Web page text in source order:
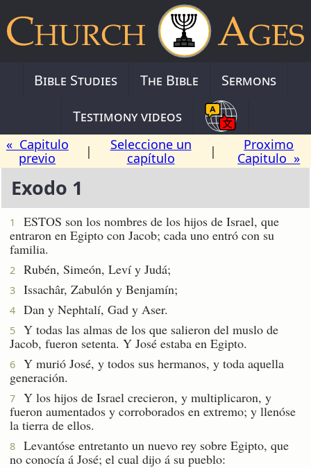
Bible Studies The Bible
Sermons
Testimony videos
« Capitulo
previo
|
Seleccione un
capítulo
|
Proximo
Capitulo »
Exodo 1
1
ESTOS son los nombres de los hijos de Israel, que
entraron en Egipto con Jacob; cada uno entró con su
familia.
2 Rubén, Simeón, Leví y Judá;
3 Issachâr, Zabulón y Benjamín;
4 Dan y Nephtalí, Gad y Aser.
5
Y todas las almas de los que salieron del muslo de
Jacob, fueron setenta. Y José estaba en Egipto.
6
Y murió José, y todos sus hermanos, y toda aquella
generación.
7
Y los hijos de Israel crecieron, y multiplicaron, y
fueron aumentados y corroborados en extremo; y llenóse
la tierra de ellos.
8
Levantóse entretanto un nuevo rey sobre Egipto, que
no conocía á José; el cual dijo á su pueblo: